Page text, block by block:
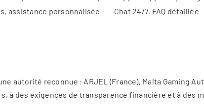
assistance personnalisée Chat 24/7, FAQ détaillée
autorité reconnue : ARJEL (France), Malta Gaming
à des exigences de transparence financière et à des